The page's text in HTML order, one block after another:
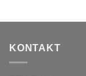
KONTAKT